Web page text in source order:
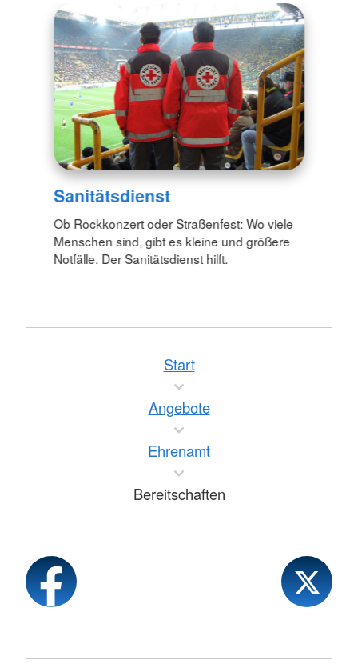
Sanitätsdienst
Ob Rockkonzert oder Straßenfest: Wo viele
Menschen sind, gibt es kleine und größere
Notfälle. Der Sanitätsdienst hilft.
Start
Angebote
Ehrenamt
Bereitschaften